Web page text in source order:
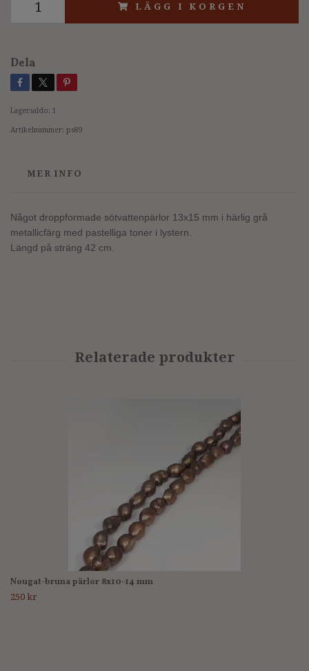
LÄGG I KORGEN
Dela
Lagersaldo: 1
Artikelnummer: ps89
MER INFO
Något droppformade sötvattenpärlor 13x15 mm i härlig grå
metallicfärg med pastelliga toner i lystern.
Längd på sträng 42 cm.
Nougat-bruna pärlor 8x10-14 mm
250 kr